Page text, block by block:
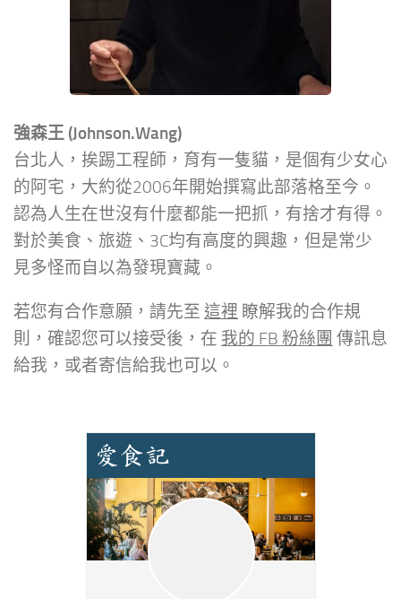
強森王 (Johnson.Wang)
台北人，挨踢工程師，育有一隻貓，是個有少女心
的阿宅，大約從2006年開始撰寫此部落格至今。
認為人生在世沒有什麼都能一把抓，有捨才有得。
對於美食、旅遊、3C均有高度的興趣，但是常少
見多怪而自以為發現寶藏。
若您有合作意願，請先至 這裡 瞭解我的合作規
則，確認您可以接受後，在 我的 FB 粉絲團 傳訊息
給我，或者寄信給我也可以。